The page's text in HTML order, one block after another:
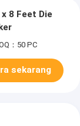
8 Feet Die
：50 PC
sekarang